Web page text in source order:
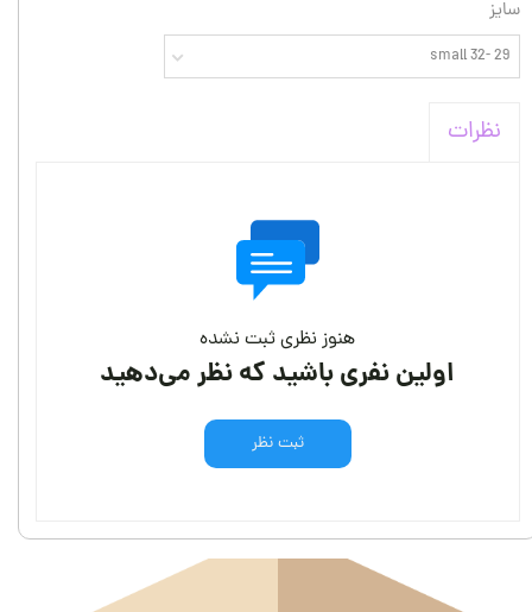
سایز
29 -32 small
نظرات
هنوز نظری ثبت نشده
اولین نفری باشید که نظر می‌دهید
ثبت نظر